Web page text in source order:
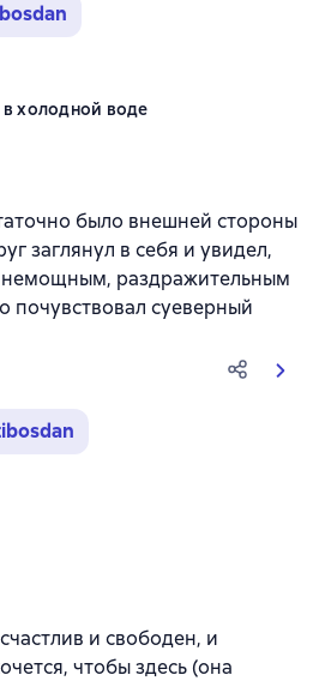
холодной воде
4,4 на основе 734 оценок
было внешней стороны
заглянул в себя и увидел,
раздражительным
почувствовал суеверный
4,2 на основе 116 оценок
и свободен, и
чтобы здесь (она